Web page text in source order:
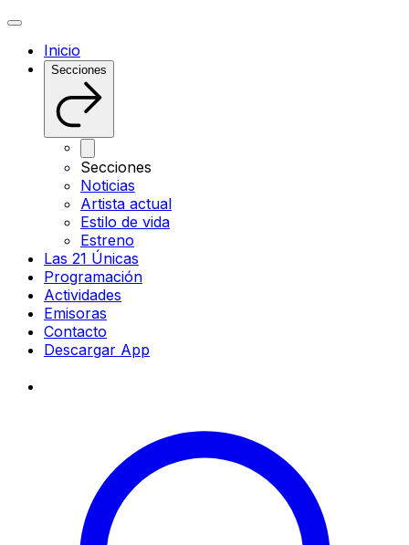
Inicio
Secciones
Secciones
Noticias
Artista actual
Estilo de vida
Estreno
Las 21 Únicas
Programación
Actividades
Emisoras
Contacto
Descargar App